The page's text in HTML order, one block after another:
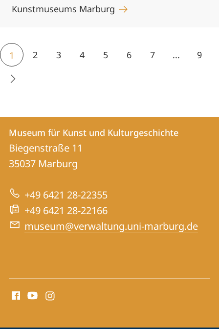
Kunstmuseums Marburg
1 2 3 4 5 6 7 ... 9
Kontakt
und
Informationen
zur
Website
Kontaktinformationen
Museum
für
Kunst
und
Kulturgeschichte
Museum für Kunst und Kulturgeschichte
Biegenstraße 11
35037 Marburg
+49 6421 28-22355
+49 6421 28-22166
museum@verwaltung.uni-marburg.de
Media